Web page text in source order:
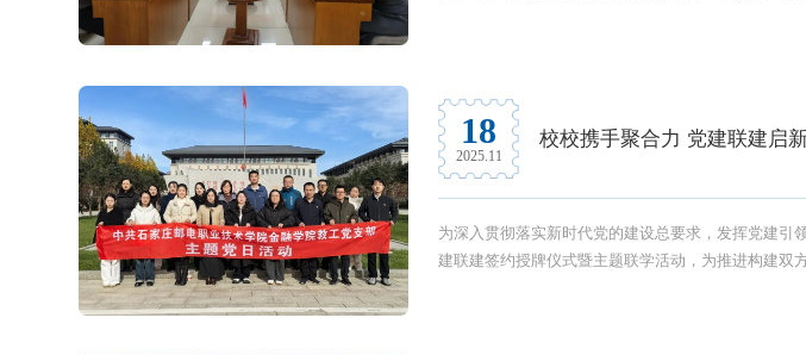
18
2025.11
校校携手聚合力 党建联建启
为深入贯彻落实新时代党的建设总要求，发挥党建
建联建签约授牌仪式暨主题联学活动，为推进构建双